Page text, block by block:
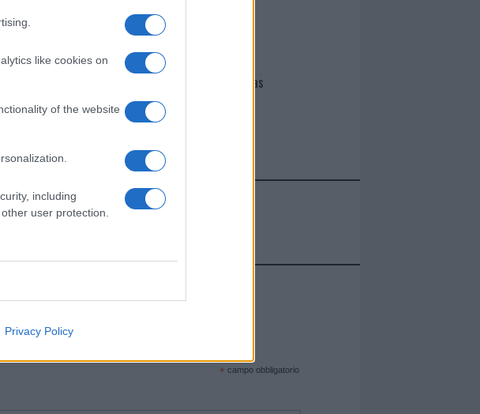
like cookies on
of the website
including
user protection.
Privacy Policy
I nostri cari
Giovannimaria Cabras
|Segnala
ultime notizie pubblicate sul sito web!
* campo obbligatorio